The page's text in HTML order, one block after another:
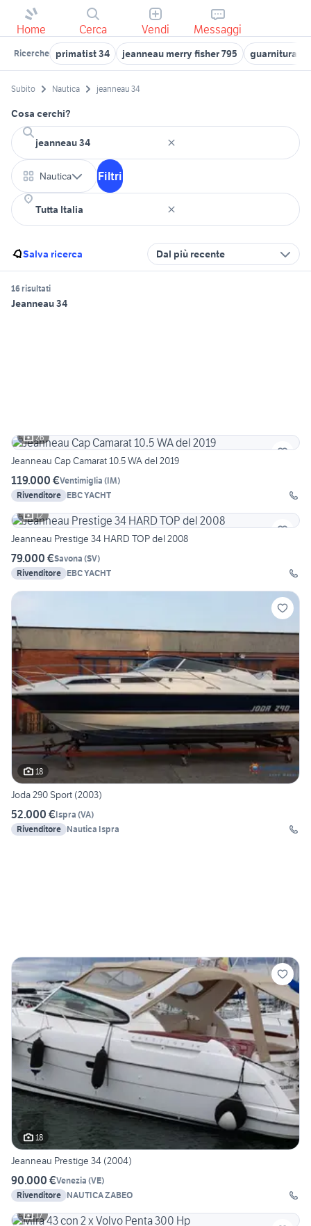
Home Cerca Vendi Messaggi
Ricerche primatist 34 jeanneau merry fisher 795 guarnitura
Subito Nautica jeanneau 34
Cosa cerchi?
Nautica Filtri
Salva ricerca Dal più recente
16 risultati
Jeanneau 34
26
Jeanneau Cap Camarat 10.5 WA del 2019
119.000 €Ventimiglia (IM)
Rivenditore EBC YACHT
12
Jeanneau Prestige 34 HARD TOP del 2008
79.000 €Savona (SV)
Rivenditore EBC YACHT
18
Joda 290 Sport (2003)
52.000 €Ispra (VA)
Rivenditore Nautica Ispra
18
Jeanneau Prestige 34 (2004)
90.000 €Venezia (VE)
Rivenditore NAUTICA ZABEO
17